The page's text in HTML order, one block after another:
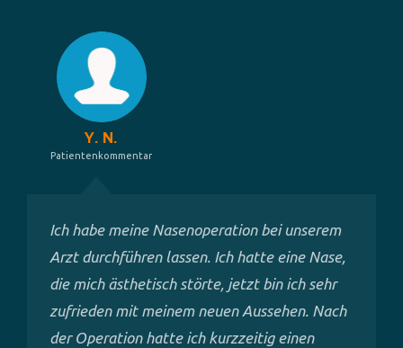
Y. N.
Patientenkommentar
Ich habe meine Nasenoperation bei unserem
Arzt durchführen lassen. Ich hatte eine Nase,
die mich ästhetisch störte, jetzt bin ich sehr
zufrieden mit meinem neuen Aussehen. Nach
der Operation hatte ich kurzzeitig einen